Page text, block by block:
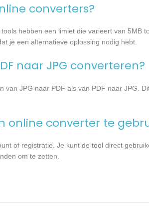
converters?
hebben een limiet die varieert van 5MB
je een alternatieve oplossing nodig hebt.
naar JPG converteren?
JPG naar PDF als van PDF naar JPG.
online converter te
of registratie. Je kunt de tool direct
om te zetten.